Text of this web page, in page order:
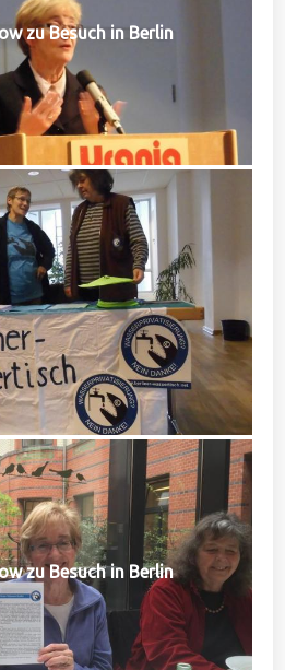
zu Besuch in Berlin
zu Besuch in Berlin